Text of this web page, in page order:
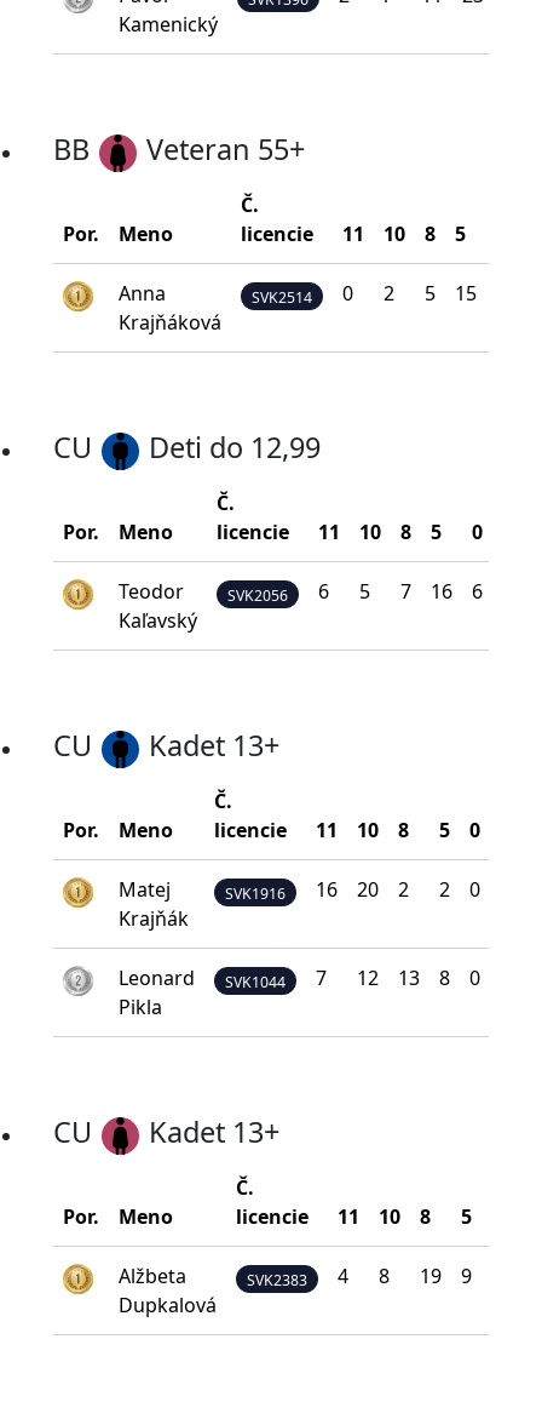
Kamenický
BB Veteran 55+
Por. Meno
Č.
licencie
11 10 8 5
Anna
Krajňáková
SVK2514 0 2 5 15
CU Deti do 12,99
Por. Meno
Č.
licencie
11 10 8 5 0
Teodor
Kaľavský
SVK2056 6 5 7 16 6
CU Kadet 13+
Por. Meno
Č.
licencie
11 10 8 5 0
Matej
Krajňák
SVK1916 16 20 2 2 0
Leonard
Pikla
SVK1044 7 12 13 8 0
CU Kadet 13+
Por. Meno
Č.
licencie
11 10 8 5
Alžbeta
Dupkalová
SVK2383 4 8 19 9